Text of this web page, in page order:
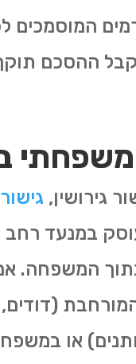
המוסמכים
ההסכם
גירושין, גישור
במנעד רחב
המשפחה.
(דודים,
או